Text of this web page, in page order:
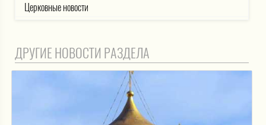
Церковные новости
ДРУГИЕ НОВОСТИ РАЗДЕЛА